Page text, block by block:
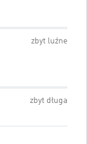
zbyt luźne
zbyt długa